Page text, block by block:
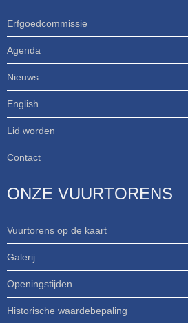
Erfgoedcommissie
Agenda
Nieuws
English
Lid worden
Contact
ONZE VUURTORENS
Vuurtorens op de kaart
Galerij
Openingstijden
Historische waardebepaling